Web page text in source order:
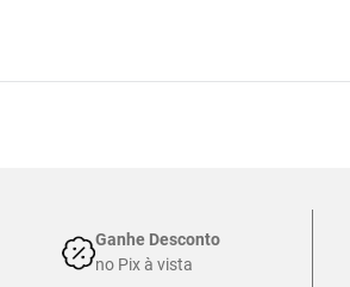
Ganhe Desconto
no Pix à vista